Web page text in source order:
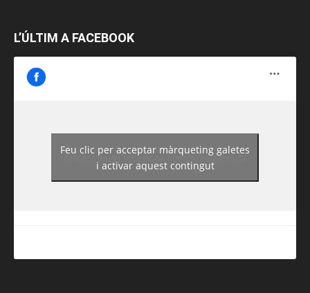
L’ÚLTIM A FACEBOOK
https://www.facebook.com/guiadereus/
Feu clic per acceptar màrqueting galetes
i activar aquest contingut